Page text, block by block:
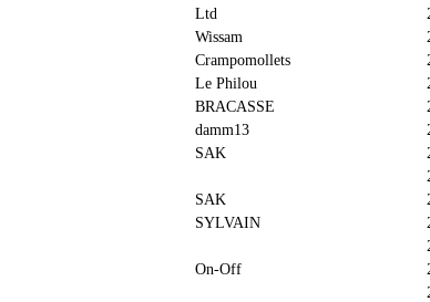
Ltd
Wissam
Crampomollets
Le Philou
BRACASSE
damm13
SAK
SAK
SYLVAIN
On-Off